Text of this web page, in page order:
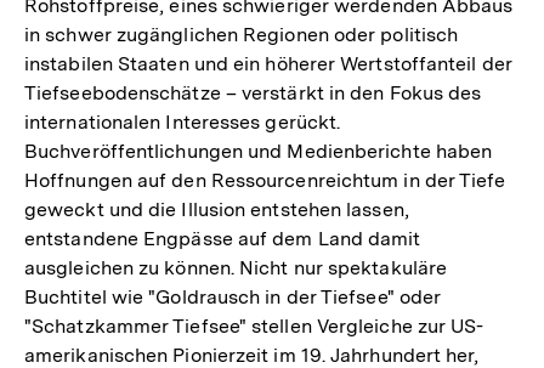
Fußnote
Rohstoffpreise, eines schwieriger werdenden Abbaus
in schwer zugänglichen Regionen oder politisch
instabilen Staaten und ein höherer Wertstoffanteil der
Tiefseebodenschätze – verstärkt in den Fokus des
internationalen Interesses gerückt.
Buchveröffentlichungen und Medienberichte haben
Hoffnungen auf den Ressourcenreichtum in der Tiefe
geweckt und die Illusion entstehen lassen,
entstandene Engpässe auf dem Land damit
ausgleichen zu können. Nicht nur spektakuläre
Buchtitel wie "Goldrausch in der Tiefsee" oder
"Schatzkammer Tiefsee" stellen Vergleiche zur US-
amerikanischen Pionierzeit im 19. Jahrhundert her,